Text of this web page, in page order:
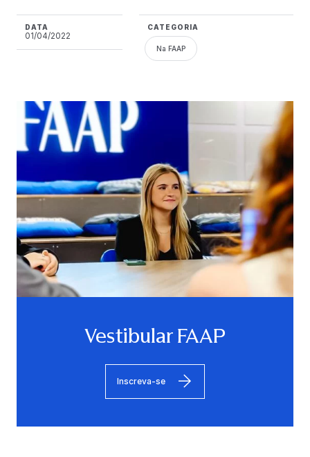
DATA
01/04/2022
CATEGORIA
Na FAAP
Vestibular FAAP
Inscreva-se